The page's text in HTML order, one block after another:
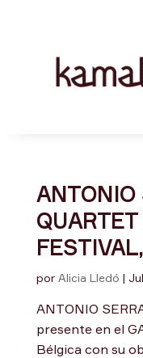
ANTONIO
por Alicia Lledó |
ANTONIO
presente en el
Bélgica con su